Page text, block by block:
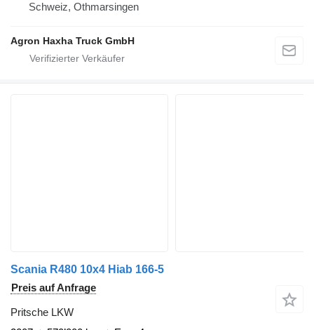
Schweiz, Othmarsingen
Agron Haxha Truck GmbH
Scania R480 10x4 Hiab 166-5
Preis auf Anfrage
Pritsche LKW